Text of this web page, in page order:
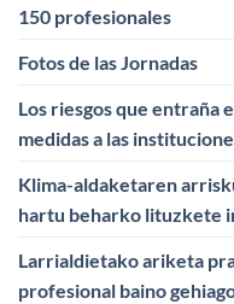
150 profesionales
Fotos de las Jornadas
Los riesgos que entraña
medidas a las
Klima-aldaketaren
hartu beharko lituzkete
Larrialdietako ariketa
profesional baino